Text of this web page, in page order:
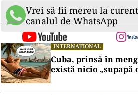
Vrei să fii mereu la
canalul de WhatsApp
INTERNAȚIONAL
Cuba, prinsă în
există nicio „supapă